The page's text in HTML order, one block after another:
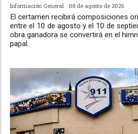
Información General 08 de agosto de 2026
El certamen recibirá composiciones
entre el 10 de agosto y el 10 de
obra ganadora se convertirá en el
papal.